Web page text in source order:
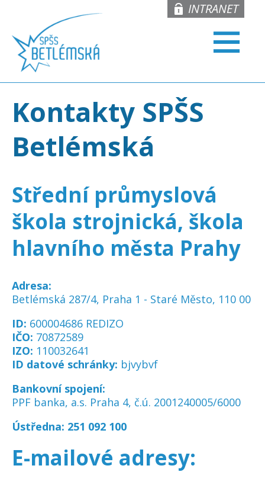
INTRANET
Kontakty SPŠS
Betlémská
Střední průmyslová
škola strojnická, škola
hlavního města Prahy
Adresa:
Betlémská 287/4, Praha 1 - Staré Město, 110 00
ID: 600004686 REDIZO
IČO: 70872589
IZO: 110032641
ID datové schránky: bjvybvf
Bankovní spojení:
PPF banka, a.s. Praha 4, č.ú. 2001240005/6000
Ústředna: 251 092 100
E-mailové adresy: